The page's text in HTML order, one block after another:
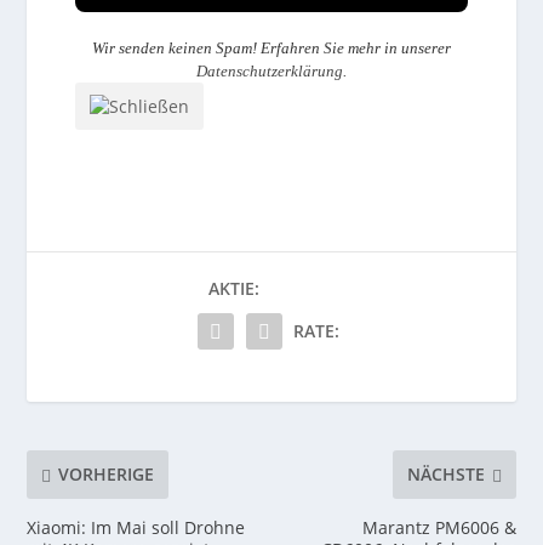
Wir senden keinen Spam! Erfahren Sie mehr in unserer
Datenschutzerklärung
AKTIE:
RATE:
VORHERIGE
Xiaomi: Im Mai soll Drohne
NÄCHSTE
Marantz PM6006 &